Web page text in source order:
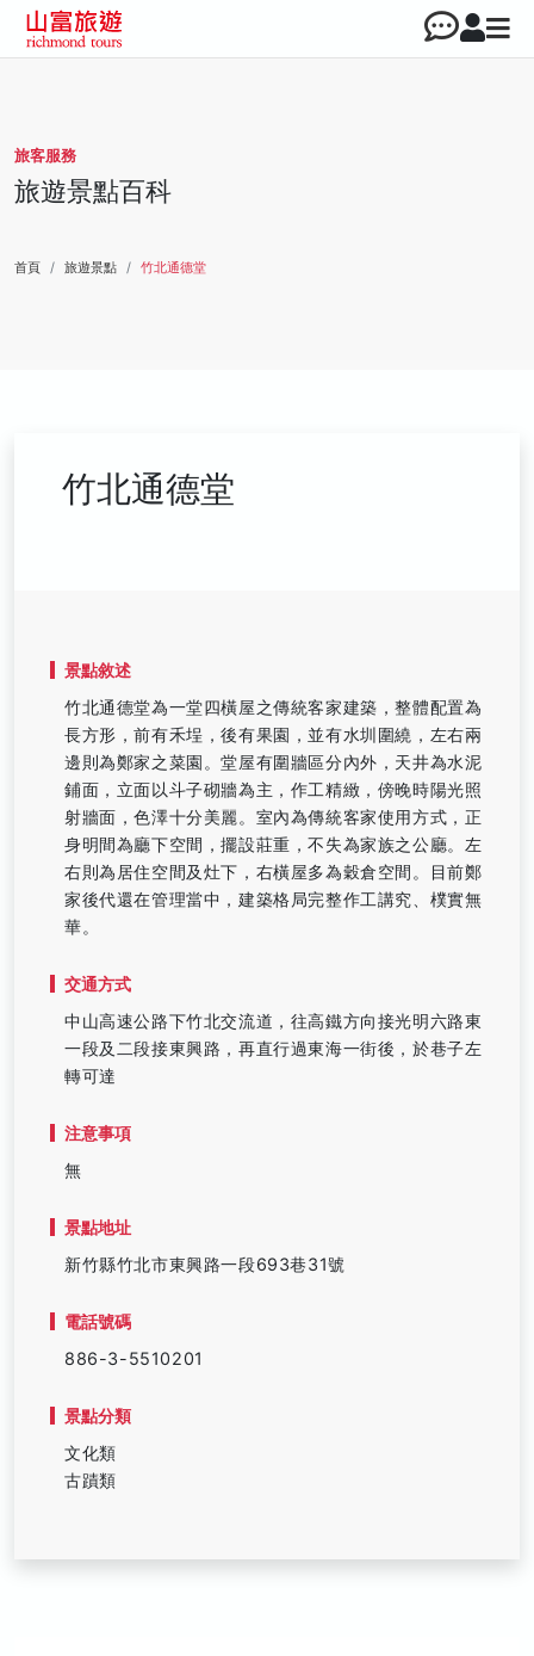
旅客服務
旅遊景點百科
首頁 旅遊景點 竹北通德堂
竹北通德堂
景點敘述
竹北通德堂為一堂四橫屋之傳統客家建築，整體配置為
長方形，前有禾埕，後有果園，並有水圳圍繞，左右兩
邊則為鄭家之菜園。堂屋有圍牆區分內外，天井為水泥
鋪面，立面以斗子砌牆為主，作工精緻，傍晚時陽光照
射牆面，色澤十分美麗。室內為傳統客家使用方式，正
身明間為廳下空間，擺設莊重，不失為家族之公廳。左
右則為居住空間及灶下，右橫屋多為穀倉空間。目前鄭
家後代還在管理當中，建築格局完整作工講究、樸實無
華。
交通方式
中山高速公路下竹北交流道，往高鐵方向接光明六路東
一段及二段接東興路，再直行過東海一街後，於巷子左
轉可達
注意事項
無
景點地址
新竹縣竹北市東興路一段693巷31號
電話號碼
886-3-5510201
景點分類
文化類
古蹟類